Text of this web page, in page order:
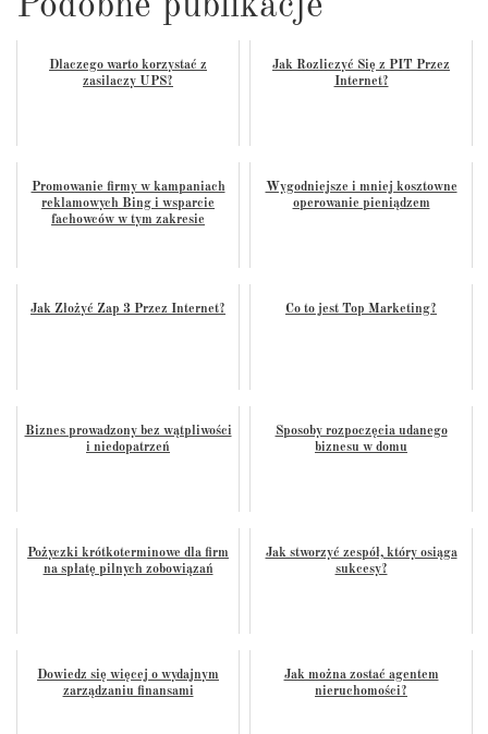
Dlaczego warto korzystać z
zasilaczy UPS?
Jak Rozliczyć Się z PIT Przez
Internet?
Promowanie firmy w kampaniach
reklamowych Bing i wsparcie
fachowców w tym zakresie
Wygodniejsze i mniej kosztowne
operowanie pieniądzem
Jak Złożyć Zap 3 Przez Internet? Co to jest Top Marketing?
Biznes prowadzony bez wątpliwości
i niedopatrzeń
Sposoby rozpoczęcia udanego
biznesu w domu
Pożyczki krótkoterminowe dla firm
na spłatę pilnych zobowiązań
Jak stworzyć zespół, który osiąga
sukcesy?
Dowiedz się więcej o wydajnym
zarządzaniu finansami
Jak można zostać agentem
nieruchomości?